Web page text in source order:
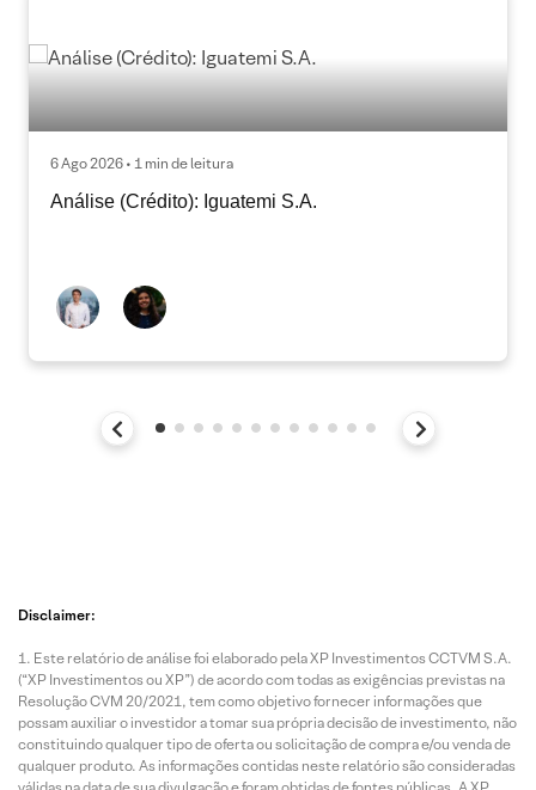
6 Ago 2026 • 1 min de leitura
Análise (Crédito): Iguatemi S.A.
Disclaimer:
Este relatório de análise foi elaborado pela XP Investimentos CCTVM S.A.
(“XP Investimentos ou XP”) de acordo com todas as exigências previstas na
Resolução CVM 20/2021, tem como objetivo fornecer informações que
possam auxiliar o investidor a tomar sua própria decisão de investimento, não
constituindo qualquer tipo de oferta ou solicitação de compra e/ou venda de
qualquer produto. As informações contidas neste relatório são consideradas